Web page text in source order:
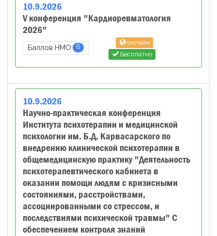
10.9.2026
V конференция "Кардиоревматология
2026"
Баллов НМО: 6
онлайн
Бесплатно
10.9.2026
Научно-практическая конференция
Института психотерапии и медицинской
психологии им. Б.Д. Карвасарского по
внедрению клинической психотерапии в
общемедицинскую практику "Деятельность
психотерапевтического кабинета в
оказании помощи людям с кризисными
состояниями, расстройствами,
ассоциированными со стрессом, и
последствиями психической травмы" С
обеспечением контроля знаний